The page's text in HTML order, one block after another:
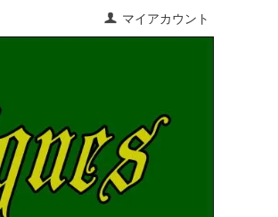
マイアカウント